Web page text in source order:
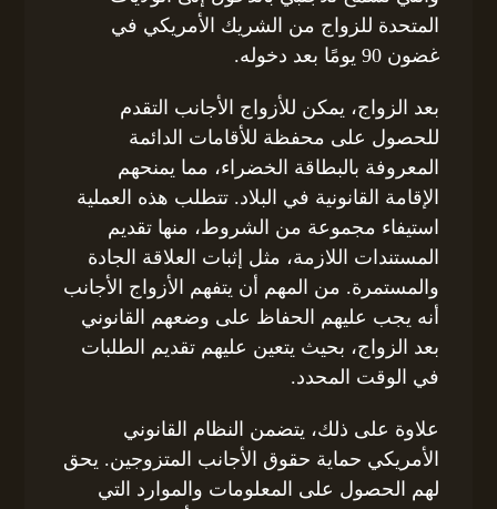
المتحدة للزواج من الشريك الأمريكي في
غضون 90 يومًا بعد دخوله.
بعد الزواج، يمكن للأزواج الأجانب التقدم
للحصول على محفظة للأقامات الدائمة
المعروفة بالبطاقة الخضراء، مما يمنحهم
الإقامة القانونية في البلاد. تتطلب هذه العملية
استيفاء مجموعة من الشروط، منها تقديم
المستندات اللازمة، مثل إثبات العلاقة الجادة
والمستمرة. من المهم أن يتفهم الأزواج الأجانب
أنه يجب عليهم الحفاظ على وضعهم القانوني
بعد الزواج، بحيث يتعين عليهم تقديم الطلبات
في الوقت المحدد.
علاوة على ذلك، يتضمن النظام القانوني
الأمريكي حماية حقوق الأجانب المتزوجين. يحق
لهم الحصول على المعلومات والموارد التي